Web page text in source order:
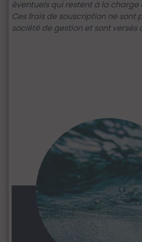
éventuels qui restent à la charge
Ces frais de souscription ne sont
société de gestion et sont versés